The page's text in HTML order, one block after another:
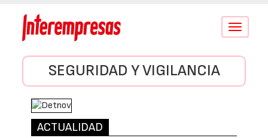
Conmutar
SEGURIDAD Y VIGILANCIA
ACTUALIDAD